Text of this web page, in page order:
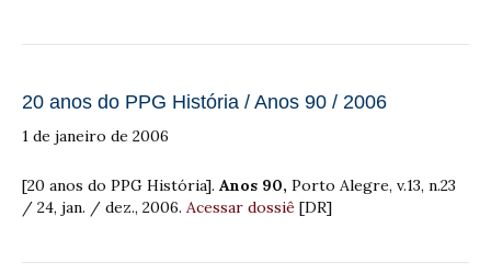
20 anos do PPG História / Anos 90 / 2006
1 de janeiro de 2006
[20 anos do PPG História]. Anos 90, Porto Alegre, v.13, n.23
/ 24, jan. / dez., 2006. Acessar dossiê [DR]